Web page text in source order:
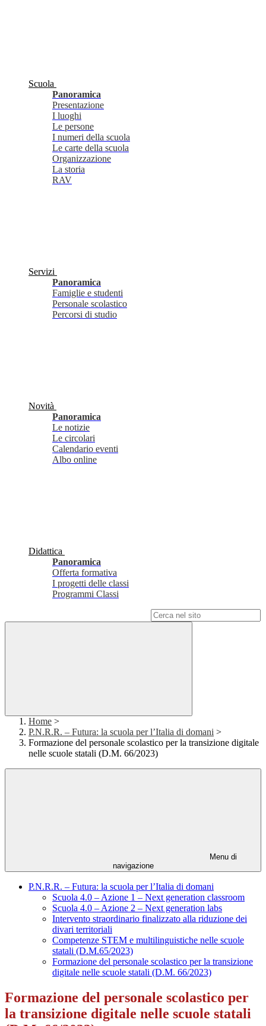
Scuola
Panoramica
Presentazione
I luoghi
Le persone
I numeri della scuola
Le carte della scuola
Organizzazione
La storia
RAV
Servizi
Panoramica
Famiglie e studenti
Personale scolastico
Percorsi di studio
Novità
Panoramica
Le notizie
Le circolari
Calendario eventi
Albo online
Didattica
Panoramica
Offerta formativa
I progetti delle classi
Programmi Classi
Home >
P.N.R.R. – Futura: la scuola per l’Italia di domani >
Formazione del personale scolastico per la transizione digitale
nelle scuole statali (D.M. 66/2023)
Menu di
navigazione
P.N.R.R. – Futura: la scuola per l’Italia di domani
Scuola 4.0 – Azione 1 – Next generation classroom
Scuola 4.0 – Azione 2 – Next generation labs
Intervento straordinario finalizzato alla riduzione dei
divari territoriali
Competenze STEM e multilinguistiche nelle scuole
statali (D.M.65/2023)
Formazione del personale scolastico per la transizione
digitale nelle scuole statali (D.M. 66/2023)
Formazione del personale scolastico per
la transizione digitale nelle scuole statali